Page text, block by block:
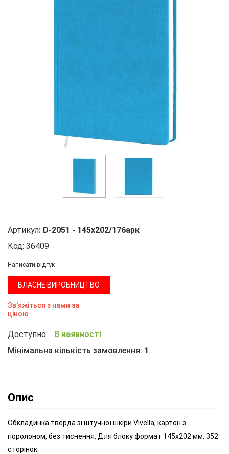
Артикул: D-2051 - 145х202/176арк
Код: 36409
Написати відгук
ВЛАСНЕ ВИРОБНИЦТВО
Зв'яжіться з нами за
ціною
Доступно:
В наявності
Мінімальна кількість замовлення: 1
Опис
Обкладинка тверда зі штучної шкіри Vivella, картон з
поролоном, без тиснення. Для блоку формат 145х202 мм, 352
сторінок.